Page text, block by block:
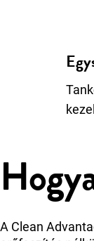
A Clean